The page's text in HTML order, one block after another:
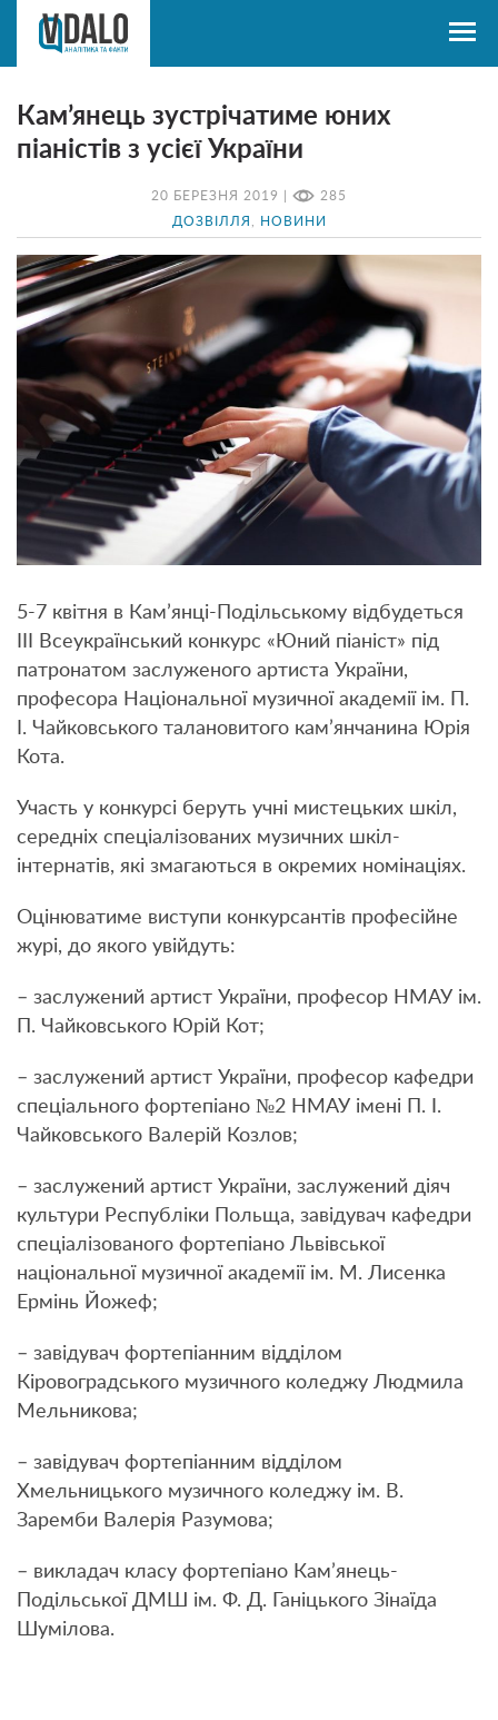
20 БЕРЕЗНЯ 2019 | 285
ДОЗВІЛЛЯ НОВИНИ
Кам’янець зустрічатиме юних
піаністів з усієї України
5-7 квітня в Кам’янці-Подільському відбудеться
ІІІ Всеукраїнський конкурс «Юний піаніст» під
патронатом заслуженого артиста України,
професора Національної музичної академії ім. П.
І. Чайковського талановитого кам’янчанина Юрія
Кота.
Участь у конкурсі беруть учні мистецьких шкіл,
середніх спеціалізованих музичних шкіл-
інтернатів, які змагаються в окремих номінаціях.
Оцінюватиме виступи конкурсантів професійне
журі, до якого увійдуть:
– заслужений артист України, професор НМАУ ім.
П. Чайковського Юрій Кот;
– заслужений артист України, професор кафедри
спеціального фортепіано №2 НМАУ імені П. І.
Чайковського Валерій Козлов;
– заслужений артист України, заслужений діяч
культури Республіки Польща, завідувач кафедри
спеціалізованого фортепіано Львівської
національної музичної академії ім. М. Лисенка
Ермінь Йожеф;
– завідувач фортепіанним відділом
Кіровоградського музичного коледжу Людмила
Мельникова;
– завідувач фортепіанним відділом
Хмельницького музичного коледжу ім. В.
Заремби Валерія Разумова;
– викладач класу фортепіано Кам’янець-
Подільської ДМШ ім. Ф. Д. Ганіцького Зінаїда
Шумілова.